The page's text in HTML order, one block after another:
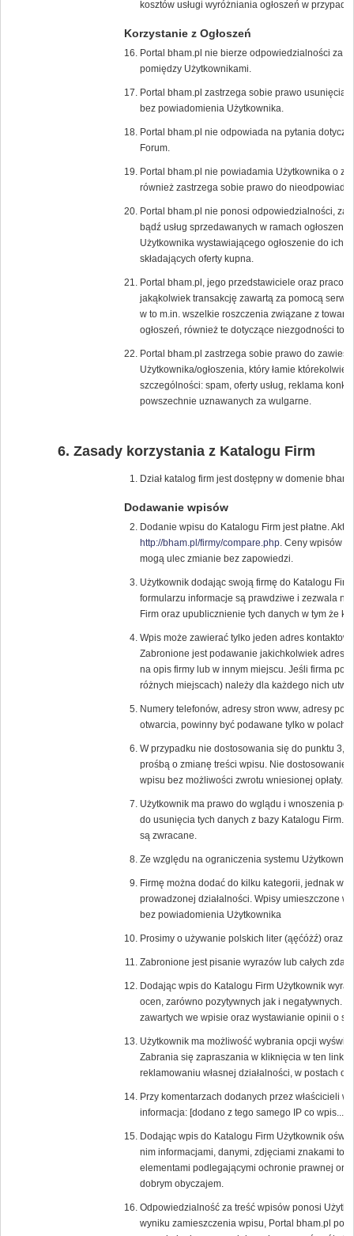
kosztów usługi wyróżniania ogłoszeń w
Korzystanie z Ogłoszeń
Portal bham.pl nie bierze odpowiedzialności za
pomiędzy Użytkownikami.
Portal bham.pl zastrzega sobie prawo
bez powiadomienia Użytkownika.
Portal bham.pl nie odpowiada na pytania
Forum.
Portal bham.pl nie powiadamia Użytkownika o
również zastrzega sobie prawo do
Portal bham.pl nie ponosi odpowiedzialności,
bądź usług sprzedawanych w ramach
Użytkownika wystawiającego ogłoszenie do ich
składających oferty kupna.
Portal bham.pl, jego przedstawiciele oraz
jakąkolwiek transakcję zawartą za pomocą
w to m.in. wszelkie roszczenia związane z
ogłoszeń, również te dotyczące niezgodności
Portal bham.pl zastrzega sobie prawo do
Użytkownika/ogłoszenia, który łamie
szczególności: spam, oferty usług, reklama
powszechnie uznawanych za wulgarne.
Zasady korzystania z Katalogu Firm
Dział katalog firm jest dostępny w domenie
Dodawanie wpisów
Dodanie wpisu do Katalogu Firm jest płatne.
http://bham.pl/firmy/compare.php. Ceny wpisów
mogą ulec zmianie bez zapowiedzi.
Użytkownik dodając swoją firmę do Katalogu
formularzu informacje są prawdziwe i zezwala
Firm oraz upublicznienie tych danych w tym że
Wpis może zawierać tylko jeden adres
Zabronione jest podawanie jakichkolwiek
na opis firmy lub w innym miejscu. Jeśli firma
różnych miejscach) należy dla każdego nich
Numery telefonów, adresy stron www, adresy
otwarcia, powinny być podawane tylko w polach
W przypadku nie dostosowania się do punktu 3,
prośbą o zmianę treści wpisu. Nie dostosowanie
wpisu bez możliwości zwrotu wniesionej opłaty.
Użytkownik ma prawo do wglądu i wnoszenia
do usunięcia tych danych z bazy Katalogu Firm.
są zwracane.
Ze względu na ograniczenia systemu
Firmę można dodać do kilku kategorii, jednak
prowadzonej działalności. Wpisy umieszczone
bez powiadomienia Użytkownika
Prosimy o używanie polskich liter (ąęćóżź) oraz
Zabronione jest pisanie wyrazów lub całych
Dodając wpis do Katalogu Firm Użytkownik
ocen, zarówno pozytywnych jak i negatywnych.
zawartych we wpisie oraz wystawianie opinii o
Użytkownik ma możliwość wybrania opcji
Zabrania się zapraszania w kliknięcia w ten link
reklamowaniu własnej działalności, w postach
Przy komentarzach dodanych przez właścicieli
informacja: [dodano z tego samego IP co wpis....].
Dodając wpis do Katalogu Firm Użytkownik
nim informacjami, danymi, zdjęciami znakami
elementami podlegającymi ochronie prawnej
dobrym obyczajem.
Odpowiedzialność za treść wpisów ponosi
wyniku zamieszczenia wpisu, Portal bham.pl